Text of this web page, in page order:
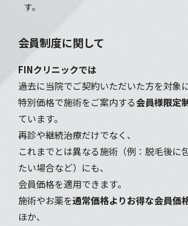
す。
会員制度に関して
FINクリニックでは
過去に当院でご契約いただいた方を対象に
特別価格で施術をご案内する会員様限定
ています。
再診や継続治療だけでなく、
これまでとは異なる施術（例：脱毛後に
たい場合など）にも、
会員価格を適用できます。
施術やお薬を通常価格よりお得な会員価
ほか、